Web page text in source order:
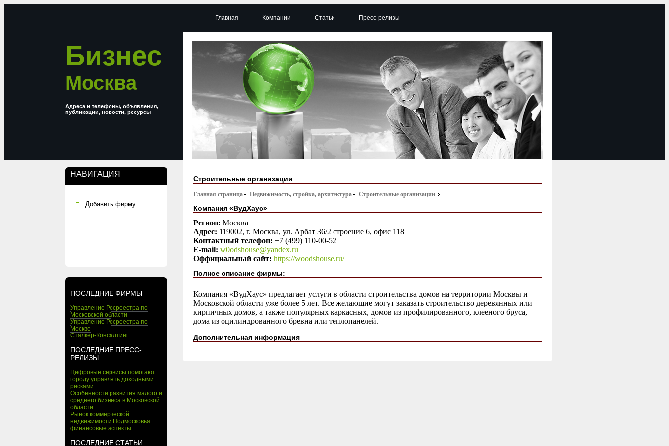
Бизнес
Москва
Адреса и телефоны, объявления,
публикации, новости, ресурсы
НАВИГАЦИЯ
Добавить фирму
ПОСЛЕДНИЕ ФИРМЫ
Управление Росреестра по
Московской области
Управление Росреестра по
Москве
Сталкер-Консалтинг
ПОСЛЕДНИЕ ПРЕСС-
РЕЛИЗЫ
Цифровые сервисы помогают
городу управлять доходными
рисками
Особенности развития малого и
среднего бизнеса в Московской
области
Рынок коммерческой
недвижимости Подмосковья:
финансовые аспекты
ПОСЛЕДНИЕ СТАТЬИ
Главная Компании Статьи Пресс-релизы
Строительные организации
Главная страница Недвижимость, стройка, архитектура Строительные организации
Компания «ВудХаус»
Регион: Москва
Адрес: 119002, г. Москва, ул. Арбат 36/2 строение 6, офис 118
Контактный телефон: +7 (499) 110-00-52
E-mail: w0odshouse@yandex.ru
Оффициальный сайт: https://woodshouse.ru/
Полное описание фирмы:
Компания «ВудХаус» предлагает услуги в области строительства домов на территории Москвы и
Московской области уже более 5 лет. Все желающие могут заказать строительство деревянных или
кирпичных домов, а также популярных каркасных, домов из профилированного, клееного бруса,
дома из оцилиндрованного бревна или теплопанелей.
Дополнительная информация